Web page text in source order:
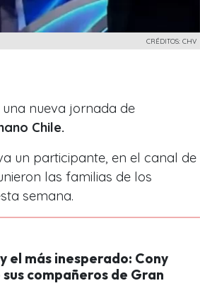
CRÉDITOS: CHV
nueva jornada de
Chile.
un participante, en el canal de
las familias de los
semana.
el más inesperado: Cony
compañeros de Gran